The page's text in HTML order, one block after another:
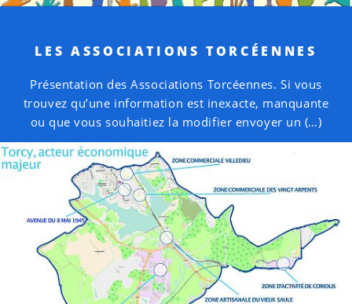
LES ASSOCIATIONS TORCÉENNES
Présentation des Associations Torcéennes. Si vous
trouvez qu’une information est inexacte, manquante
ou que vous souhaitiez la modifier envoyer un (…)